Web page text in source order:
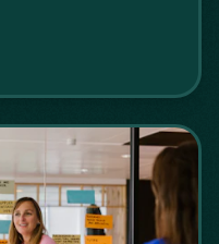
importante